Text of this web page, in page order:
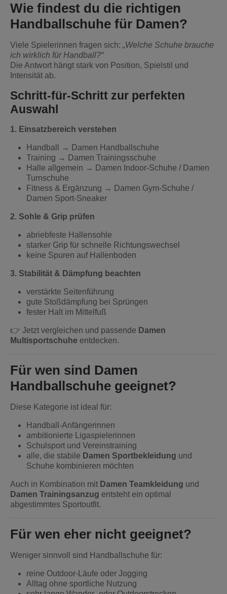
Wie findest du die richtigen
Handballschuhe für Damen?
Viele Spielerinnen fragen sich: „Welche Schuhe brauche
ich wirklich für Handball?“
Die Antwort hängt stark von Position, Spielstil und
Intensität ab.
Schritt-für-Schritt zur perfekten
Auswahl
1. Einsatzbereich verstehen
Handball → Damen Handballschuhe
Training → Damen Trainingsschuhe
Halle allgemein → Damen Indoor-Schuhe / Damen
Turnschuhe
Fitness & Ergänzung → Damen Gym-Schuhe /
Damen Sport-Sneaker
2. Sohle & Grip prüfen
abriebfeste Hallensohle
starker Grip für schnelle Richtungswechsel
keine Spuren auf Hallenboden
3. Stabilität & Dämpfung beachten
verstärkte Seitenführung
gute Stoßdämpfung bei Sprüngen
fester Halt im Mittelfuß
👉 Jetzt vergleichen und passende Damen
Multisportschuhe entdecken.
Für wen sind Damen
Handballschuhe geeignet?
Diese Kategorie ist ideal für:
Handball-Anfängerinnen
ambitionierte Ligaspielerinnen
Schulsport und Vereinstraining
alle, die stabile Damen Sportbekleidung und
Schuhe kombinieren möchten
Auch in Kombination mit Damen Teamkleidung und
Damen Trainingsanzug entsteht ein optimal
abgestimmtes Sportoutfit.
Für wen eher nicht geeignet?
Weniger sinnvoll sind Handballschuhe für:
reine Outdoor-Läufe oder Jogging
Alltag ohne sportliche Nutzung